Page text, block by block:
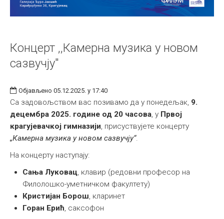
Концерт ,,Камерна музика у новом
сазвучју"
Објављено 05.12.2025. у 17:40
Са задовољством вас позивамо да у понедељак, 9.
децембра 2025. године од 20 часова, у Првој
крагујевачкој гимназији, присуствујете концерту
„Камерна музика у новом сазвучју“.
На концерту наступају:
Сања Луковац, клавир (редовни професор на
Филолошко-уметничком факултету)
Кристијан Борош, кларинет
Горан Ерић, саксофон